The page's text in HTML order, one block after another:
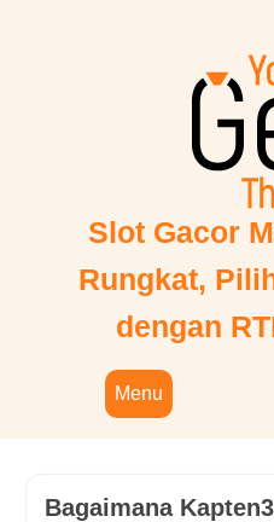
Slot Gacor
Rungkat,
dengan
Menu
Bagaimana